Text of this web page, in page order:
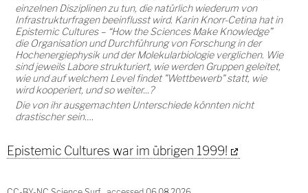
einzelnen Disziplinen zu tun, die natürlich wiederum von
Infrastrukturfragen beeinflusst wird. Karin Knorr-Cetina hat in
Epistemic Cultures – “How the Sciences Make Knowledge”
die Organisation und Durchführung von Forschung in der
Hochenergiephysik und der Molekularbiologie verglichen. Wie
sind jeweils Labore strukturiert, wie werden Gruppen geleitet,
wie und auf welchem Level findet "Wettbewerb" statt, wie
wird kooperiert, und so weiter...?
Die von ihr ausgemachten Unterschiede könnten nicht
drastischer sein….
Epistemic Cultures war im übrigen 1999!